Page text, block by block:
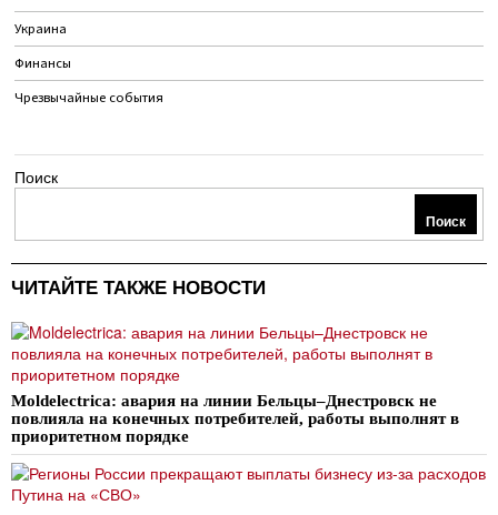
Украина
Финансы
Чрезвычайные события
Поиск
Поиск
ЧИТАЙТЕ ТАКЖЕ НОВОСТИ
Moldelectrica: авария на линии Бельцы–Днестровск не
повлияла на конечных потребителей, работы выполнят в
приоритетном порядке